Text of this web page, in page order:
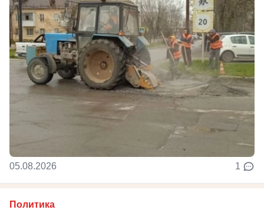
05.08.2026 1
Политика